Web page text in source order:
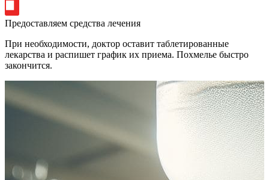
Предоставляем средства лечения
При необходимости, доктор оставит таблетированные
лекарства и распишет график их приема. Похмелье быстро
закончится.